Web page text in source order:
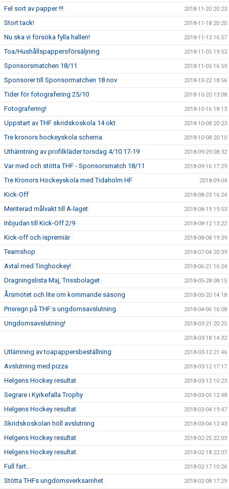
Fel sort av papper !!! 2018-11-20 20:23
Stort tack! 2018-11-18 20:20
Nu ska vi försöka fylla hallen! 2018-11-13 16:57
Toa/Hushållspappersförsäljning 2018-11-05 19:52
Sponsorsmatchen 18/11 2018-11-05 16:59
Sponsorer till Sponsormatchen 18 nov 2018-10-22 18:56
Tider för fotografering 25/10 2018-10-20 13:08
Fotografering! 2018-10-16 18:13
Uppstart av THF skridskoskola 14 okt 2018-10-08 20:23
Tre kronors hockeyskola schema 2018-10-08 20:10
Uthämtning av profilkläder torsdag 4/10 17-19 2018-09-29 08:32
Var med och stötta THF - Sponsorsmatch 18/11 2018-09-16 17:29
Tre Kronors Hockeyskola med Tidaholm HF 2018-09-04
Kick-Off 2018-08-23 16:24
Meriterad målvakt till A-laget 2018-08-19 19:53
Inbjudan till Kick-Off 2/9 2018-08-12 13:22
Kick-off och ispremiär 2018-08-08 19:39
Teamshop 2018-07-04 20:39
Avtal med Tinghockey! 2018-06-21 16:24
Dragningslista Maj, Trissbolaget 2018-05-28 08:15
Årsmötet och lite om kommande säsong 2018-05-20 14:18
Prisregn på THF:s ungdomsavslutning 2018-04-06 16:08
Ungdomsavslutning! 2018-03-21 20:25
2018-03-18 14:32
Utlämning av toapappersbeställning 2018-03-13 21:46
Avslutning med pizza 2018-03-12 17:17
Helgens Hockey resultat 2018-03-12 10:23
Segrare i Kyrkefalla Trophy 2018-03-05 12:48
Helgens Hockey resultat 2018-03-04 19:47
Skridskoskolan höll avslutning 2018-03-04 12:43
Helgens Hockey resultat 2018-02-25 22:03
Helgens Hockey resultat 2018-02-18 22:07
Full fart... 2018-02-17 10:26
Stötta THFs ungdomsverksamhet 2018-02-08 17:29